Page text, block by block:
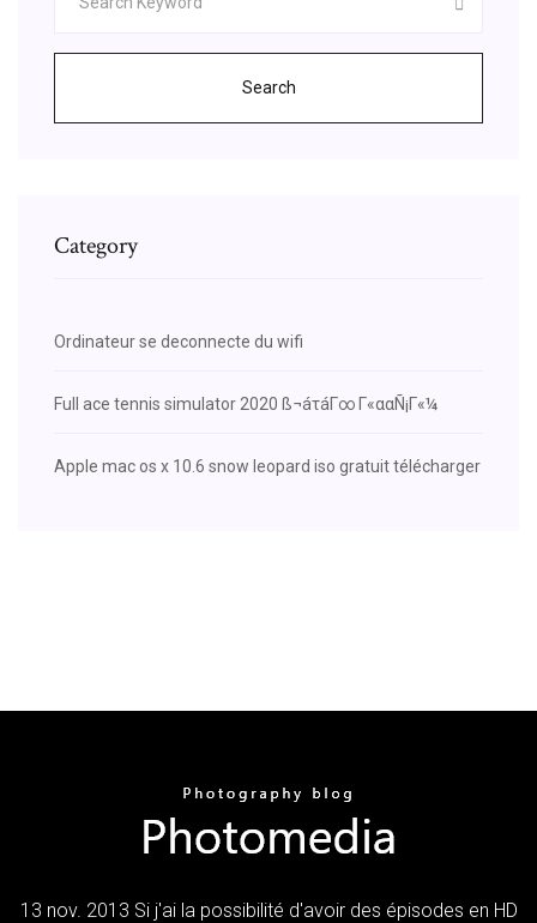
Search
Category
Ordinateur se deconnecte du wifi
Full ace tennis simulator 2020 ß¬áτáΓ∞ Γ«ααÑ¡Γ«¼
Apple mac os x 10.6 snow leopard iso gratuit télécharger
13 nov. 2013 Si j'ai la possibilité d'avoir des épisodes en HD